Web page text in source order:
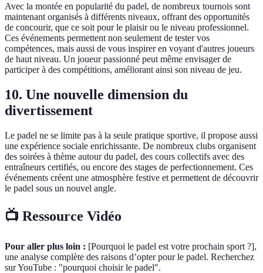
Avec la montée en popularité du padel, de nombreux tournois sont
maintenant organisés à différents niveaux, offrant des opportunités
de concourir, que ce soit pour le plaisir ou le niveau professionnel.
Ces événements permettent non seulement de tester vos
compétences, mais aussi de vous inspirer en voyant d'autres joueurs
de haut niveau. Un joueur passionné peut même envisager de
participer à des compétitions, améliorant ainsi son niveau de jeu.
10. Une nouvelle dimension du
divertissement
Le padel ne se limite pas à la seule pratique sportive, il propose aussi
une expérience sociale enrichissante. De nombreux clubs organisent
des soirées à thème autour du padel, des cours collectifs avec des
entraîneurs certifiés, ou encore des stages de perfectionnement. Ces
événements créent une atmosphère festive et permettent de découvrir
le padel sous un nouvel angle.
📺 Ressource Vidéo
Pour aller plus loin : [Pourquoi le padel est votre prochain sport ?],
une analyse complète des raisons d’opter pour le padel. Recherchez
sur YouTube : "pourquoi choisir le padel".